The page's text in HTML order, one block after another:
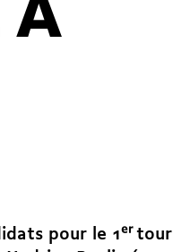
À
pour le 1er tour